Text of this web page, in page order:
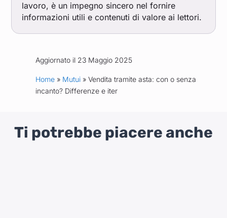
lavoro, è un impegno sincero nel fornire
informazioni utili e contenuti di valore ai lettori.
Aggiornato il 23 Maggio 2025
Home» Mutui» Vendita tramite asta: con o senza
incanto? Differenze e iter
Ti potrebbe piacere anche